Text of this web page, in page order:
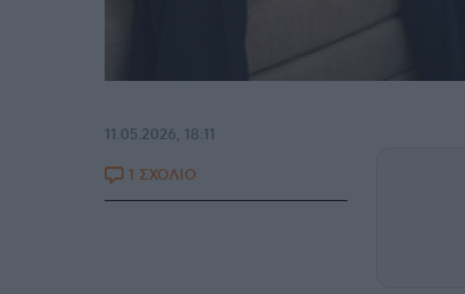
11.05.2026, 18:11
1 ΣΧΟΛΙΟ